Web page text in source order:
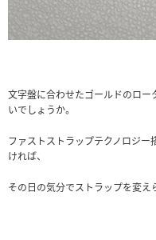
文字盤に合わせたゴールドのロ
いでしょうか。
ファストストラップテクノロジー
ければ、
その日の気分でストラップを変え